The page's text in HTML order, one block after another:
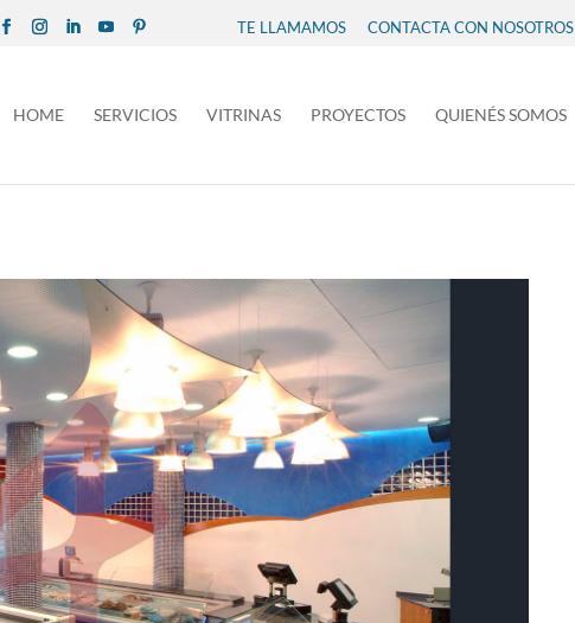
TE LLAMAMOS CONTACTA CON NOSOTROS
HOME SERVICIOS VITRINAS PROYECTOS QUIENÉS SOMOS